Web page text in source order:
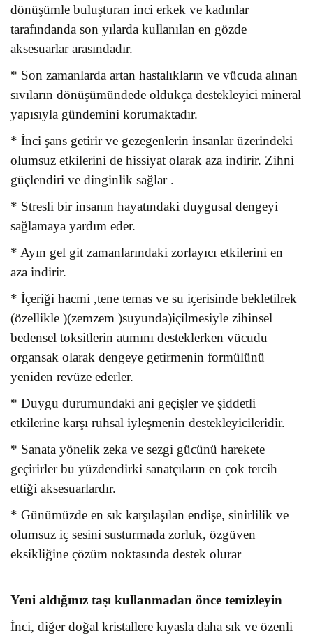
dönüşümle buluşturan inci erkek ve kadınlar
tarafındanda son yılarda kullanılan en gözde
aksesuarlar arasındadır.
* Son zamanlarda artan hastalıkların ve vücuda alınan
sıvıların dönüşümündede oldukça destekleyici mineral
yapısıyla gündemini korumaktadır.
* İnci şans getirir ve gezegenlerin insanlar üzerindeki
olumsuz etkilerini de hissiyat olarak aza indirir. Zihni
güçlendiri ve dinginlik sağlar .
* Stresli bir insanın hayatındaki duygusal dengeyi
sağlamaya yardım eder.
* Ayın gel git zamanlarındaki zorlayıcı etkilerini en
aza indirir.
* İçeriği hacmi ,tene temas ve su içerisinde bekletilrek
(özellikle )(zemzem )suyunda)içilmesiyle zihinsel
bedensel toksitlerin atımını desteklerken vücudu
organsak olarak dengeye getirmenin formülünü
yeniden revüze ederler.
* Duygu durumundaki ani geçişler ve şiddetli
etkilerine karşı ruhsal iyleşmenin destekleyicileridir.
* Sanata yönelik zeka ve sezgi gücünü harekete
geçirirler bu yüzdendirki sanatçıların en çok tercih
ettiği aksesuarlardır.
* Günümüzde en sık karşılaşılan endişe, sinirlilik ve
olumsuz iç sesini susturmada zorluk, özgüven
eksikliğine çözüm noktasında destek olurar
Yeni aldığınız taşı kullanmadan önce temizleyin
İnci, diğer doğal kristallere kıyasla daha sık ve özenli